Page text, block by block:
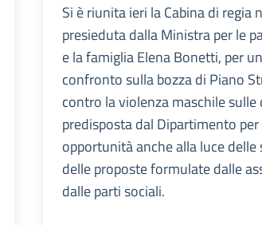
Si è riunita ieri la Cabina di regia
presieduta dalla Ministra per le
e la famiglia Elena Bonetti, per
confronto sulla bozza di Piano
contro la violenza maschile sulle
predisposta dal Dipartimento per
opportunità anche alla luce delle
delle proposte formulate dalle
dalle parti sociali.